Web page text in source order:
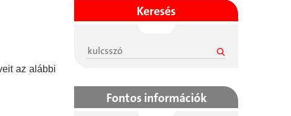
az alábbi
Keresés
Fontos információk